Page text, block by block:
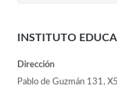
INSTITUTO
Dirección
Pablo de Guzmán 131,